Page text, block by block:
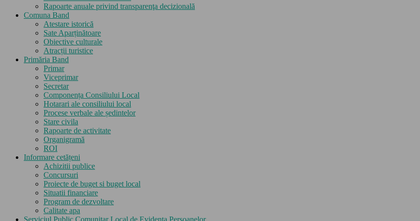
Rapoarte anuale privind transparenţa decizională
Comuna Band
Atestare istorică
Sate Aparținătoare
Obiective culturale
Atracții turistice
Primăria Band
Primar
Viceprimar
Secretar
Componența Consiliului Local
Hotarari ale consiliului local
Procese verbale ale ședintelor
Stare civila
Rapoarte de activitate
Organigramă
ROI
Informare cetățeni
Achizitii publice
Concursuri
Proiecte de buget si buget local
Situatii financiare
Program de dezvoltare
Calitate apa